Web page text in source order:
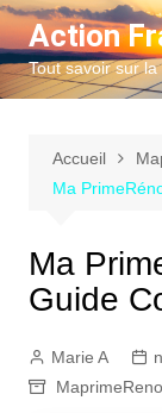
Aller
au
contenu
Action
Tout savoir sur
Accueil
Ma
Ma
Guide
Marie A